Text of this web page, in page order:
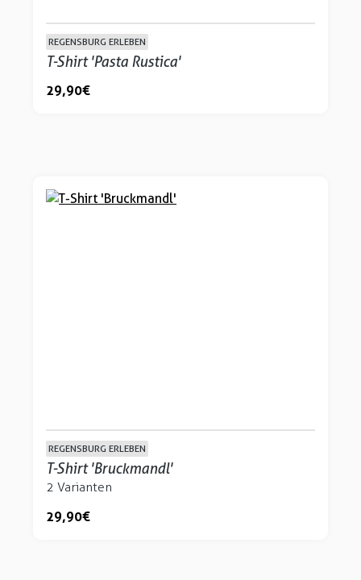
REGENSBURG ERLEBEN
T-Shirt 'Pasta Rustica'
29,90 €
REGENSBURG ERLEBEN
T-Shirt 'Bruckmandl'
2 Varianten
29,90 €